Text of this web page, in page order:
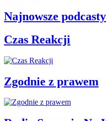
Najnowsze podcasty
Czas Reakcji
Zgodnie z prawem